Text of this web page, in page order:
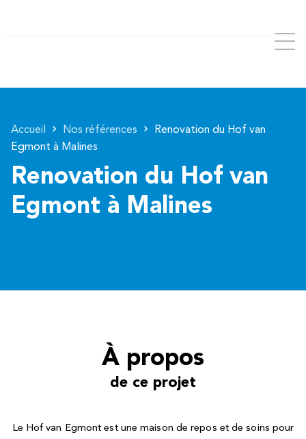
Accueil Nos références
Renovation du Hof van
Egmont à Malines
Renovation du Hof van
Egmont à Malines
À propos
de ce projet
Le Hof van Egmont est une maison de repos et de soins pour